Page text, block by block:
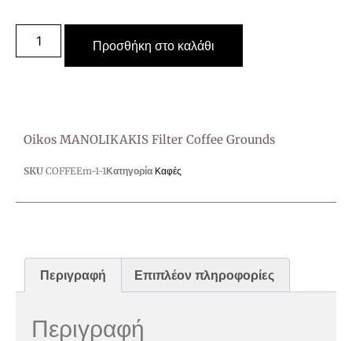
Προσθήκη στο καλάθι
Oikos MANOLIKAKIS Filter Coffee Grounds
SKU COFFEEm-1-1Κατηγορία Καφές
Περιγραφή Επιπλέον πληροφορίες
Περιγραφή